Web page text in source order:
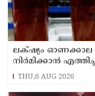
ലക്‌ഷ്യം ഓണക്കാല
നിർമിക്കാൻ എത്തിച്ച
പിടികൂടി; രണ്ട് പേർ
THU,6 AUG 2026